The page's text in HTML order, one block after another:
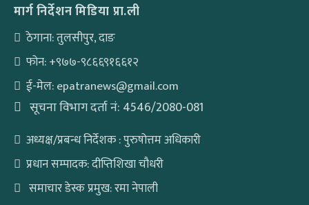
मार्ग निर्देशन मिडिया प्रा.ली
ठेगाना: तुलसीपुर, दाङ
फोन: +९७७-९८६६९१६६१२
ई-मेल: epatranews@gmail.com
सूचना विभाग दर्ता नं: 4546/2080-081
अध्यक्ष/प्रबन्ध निर्देशक : पुरुषोत्तम अधिकारी
प्रधान सम्पादक: दीप्तिशिखा चौधरी
समाचार डेस्क प्रमुख: रमा नेपाली